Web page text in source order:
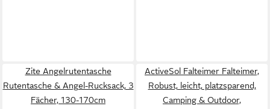
Zite Angelrutentasche
Rutentasche & Angel-Rucksack, 3
Fächer, 130-170cm
ActiveSol Falteimer Falteimer,
Robust, leicht, platzsparend,
Camping & Outdoor,